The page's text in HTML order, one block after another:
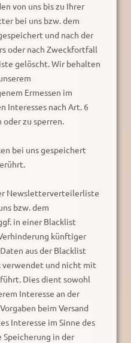
von uns bis zu Ihrer
bei uns bzw. dem
und nach der
oder nach Zweckfortfall
gelöscht. Wir behalten
Ermessen im
Interesses nach Art. 6
oder zu sperren.
bei uns gespeichert
Newsletterverteilerliste
bzw. dem
in einer Blacklist
künftiger
aus der Blacklist
verwendet und nicht mit
Dies dient sowohl
Interesse an der
beim Versand
Interesse im Sinne des
Speicherung in der